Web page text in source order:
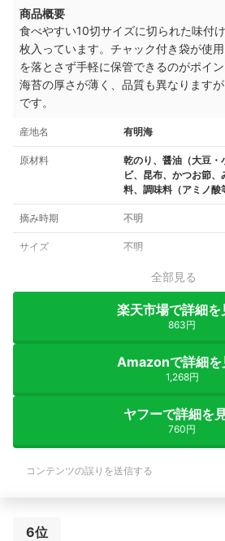
商品概要
食べやすい10切サイズに切られた味付
枚入っています。チャック付き袋が使
を落とさず手軽に保管できるのがポイ
海苔の厚さが薄く、品質も異なります
です。
産地名 有明海
原材料
乾のり、醤油（大豆・
ビ、昆布、かつお節
料、調味料（アミノ酸
摘み時期 不明
サイズ 不明
全部見る
楽天市場で詳細を
863円
Amazonで詳細を
1,268円
ヤフーで詳細を
760円
コンテンツの誤りを送信する
6位